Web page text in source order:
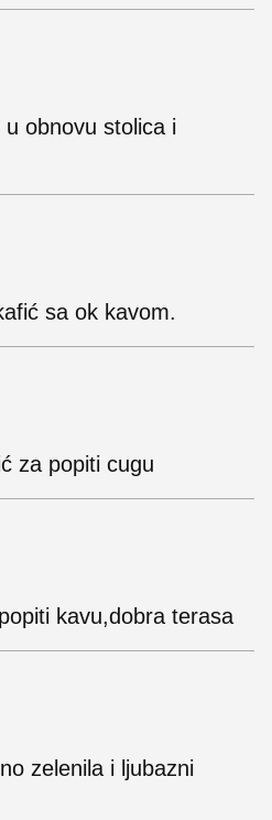
obnovu stolica i
sa ok kavom.
za popiti cugu
kavu,dobra terasa
zelenila i ljubazni